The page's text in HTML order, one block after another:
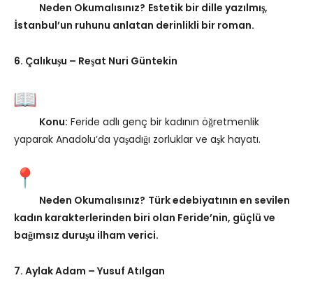
Neden Okumalısınız? Estetik bir dille yazılmış,
İstanbul’un ruhunu anlatan derinlikli bir roman.
6. Çalıkuşu – Reşat Nuri Güntekin
Konu: Feride adlı genç bir kadının öğretmenlik
yaparak Anadolu’da yaşadığı zorluklar ve aşk hayatı.
Neden Okumalısınız? Türk edebiyatının en sevilen
kadın karakterlerinden biri olan Feride’nin, güçlü ve
bağımsız duruşu ilham verici.
7. Aylak Adam – Yusuf Atılgan